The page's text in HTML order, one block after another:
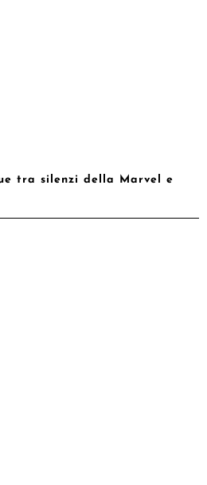
tra silenzi della Marvel e